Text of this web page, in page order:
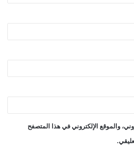
والموقع الإلكتروني في هذا المتصفح